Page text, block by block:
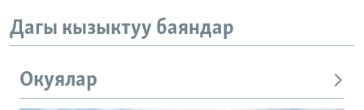
Дагы кызыктуу баяндар
Окуялар